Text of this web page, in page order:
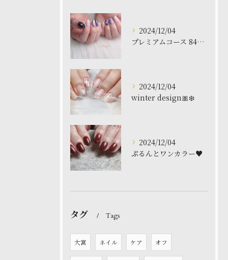
2024/12/04
プレミアムコース 8480円
2024/12/04
winter design🎀❄️
2024/12/04
ぷるんとワンカラー♥️
タグ Tags
大宮 ネイル ケア オフ